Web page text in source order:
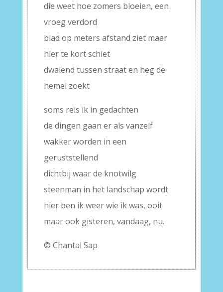
die weet hoe zomers bloeien, een
vroeg verdord
blad op meters afstand ziet maar
hier te kort schiet
dwalend tussen straat en heg de
hemel zoekt
soms reis ik in gedachten
de dingen gaan er als vanzelf
wakker worden in een
geruststellend
dichtbij waar de knotwilg
steenman in het landschap wordt
hier ben ik weer wie ik was, ooit
maar ook gisteren, vandaag, nu.
© Chantal Sap